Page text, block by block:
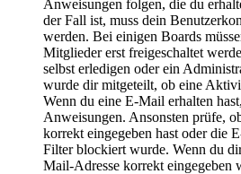
Anweisungen folgen, die du
der Fall ist, muss dein
werden. Bei einigen Boards
Mitglieder erst freigeschaltet
selbst erledigen oder ein
wurde dir mitgeteilt, ob eine
Wenn du eine E-Mail erhalten
Anweisungen. Ansonsten prüfe,
korrekt eingegeben hast oder die
Filter blockiert wurde. Wenn du
Mail-Adresse korrekt eingegeben